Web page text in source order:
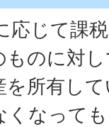
応じて課
のに対
所有し
なって